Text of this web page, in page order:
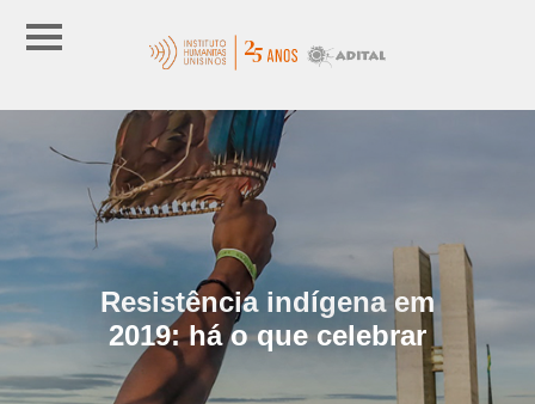
Resistência indígena em
2019: há o que celebrar